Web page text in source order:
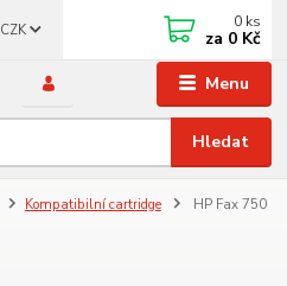
Menu
CZK
Hledat
0 ks
za 0 Kč
Kompatibilní cartridge HP Fax 750